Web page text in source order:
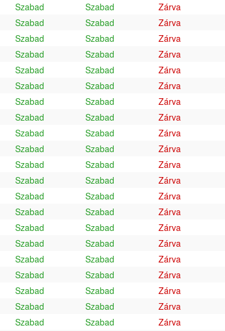
Szabad Szabad Zárva
Szabad Szabad Zárva
Szabad Szabad Zárva
Szabad Szabad Zárva
Szabad Szabad Zárva
Szabad Szabad Zárva
Szabad Szabad Zárva
Szabad Szabad Zárva
Szabad Szabad Zárva
Szabad Szabad Zárva
Szabad Szabad Zárva
Szabad Szabad Zárva
Szabad Szabad Zárva
Szabad Szabad Zárva
Szabad Szabad Zárva
Szabad Szabad Zárva
Szabad Szabad Zárva
Szabad Szabad Zárva
Szabad Szabad Zárva
Szabad Szabad Zárva
Szabad Szabad Zárva